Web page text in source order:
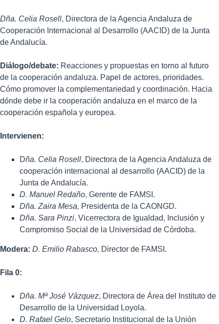
Dña. Celia Rosell, Directora de la Agencia Andaluza de
Cooperación Internacional al Desarrollo (AACID) de la Junta
de Andalucía.
Diálogo/debate: Reacciones y propuestas en torno al futuro
de la cooperación andaluza. Papel de actores, prioridades.
Cómo promover la complementariedad y coordinación. Hacia
dónde debe ir la cooperación andaluza en el marco de la
cooperación española y europea.
Intervienen:
Dña. Celia Rosell, Directora de la Agencia Andaluza de
cooperación internacional al desarrollo (AACID) de la
Junta de Andalucía.
D. Manuel Redaño, Gerente de FAMSI.
Dña. Zaira Mesa, Presidenta de la CAONGD.
Dña. Sara Pinzi, Vicerrectora de Igualdad, Inclusión y
Compromiso Social de la Universidad de Córdoba.
Modera: D. Emilio Rabasco, Director de FAMSI.
Fila 0:
Dña. Mª José Vázquez, Directora de Área del Instituto de
Desarrollo de la Universidad Loyola.
D. Rafael Gelo, Secretario Institucional de la Unión